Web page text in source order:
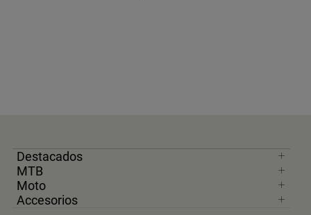
Destacados
MTB
Moto
Accesorios